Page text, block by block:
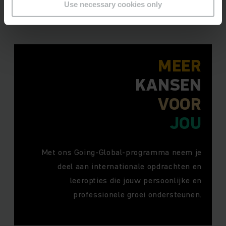
Use necessary cookies only
MEER
KANSEN
VOOR
JOU
Met ons Going-Global-programma neem je
deel aan internationale opdrachten en
leeropties die jouw persoonlijke en
professionele groei ondersteunen.